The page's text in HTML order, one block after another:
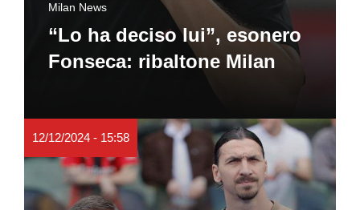
Milan News
“Lo ha deciso lui”, esonero
Fonseca: ribaltone Milan
12/12/2024 - 15:58